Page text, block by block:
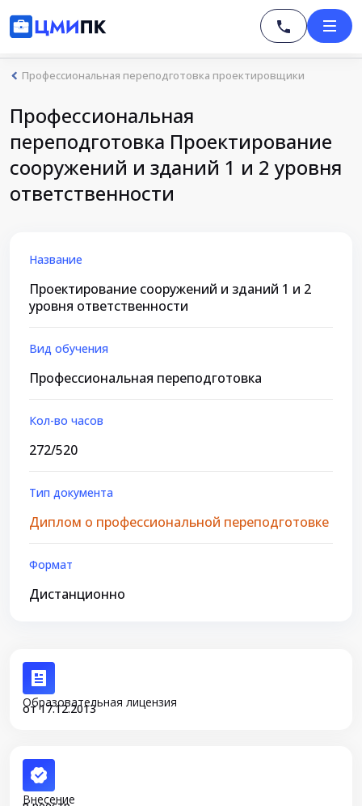
Профессиональная переподготовка проектировщики
Профессиональная
переподготовка Проектирование
сооружений и зданий 1 и 2 уровня
ответственности
Название
Проектирование сооружений и зданий 1 и 2
уровня ответственности
Вид обучения
Профессиональная переподготовка
Кол-во часов
272/520
Тип документа
Диплом о профессиональной переподготовке
Формат
Дистанционно
Образовательная лицензия
от 17.12.2013
Внесение